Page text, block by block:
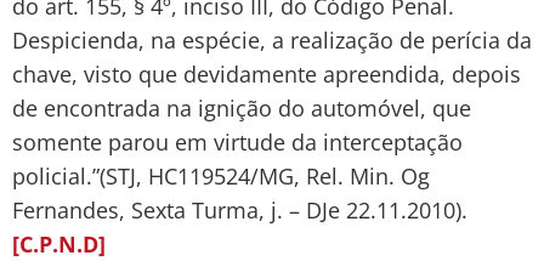
do art. 155, § 4º, inciso III, do Código Penal.
Despicienda, na espécie, a realização de perícia da
chave, visto que devidamente apreendida, depois
de encontrada na ignição do automóvel, que
somente parou em virtude da interceptação
policial.”(STJ, HC119524/MG, Rel. Min. Og
Fernandes, Sexta Turma, j. – DJe 22.11.2010).
[C.P.N.D]